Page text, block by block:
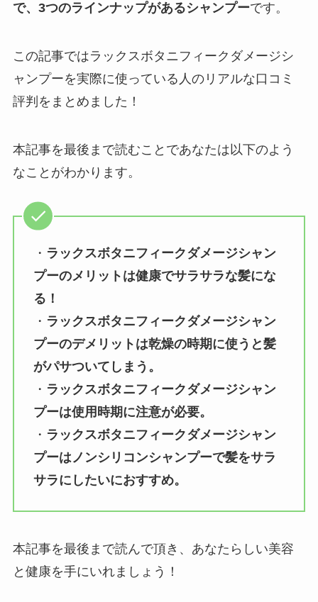
で、3つのラインナップがあるシャンプーです。
この記事ではラックスボタニフィークダメージシ
ャンプーを実際に使っている人のリアルな口コミ
評判をまとめました！
本記事を最後まで読むことであなたは以下のよう
なことがわかります。
・ ラックスボタニフィークダメージシャン
プーのメリットは健康でサラサラな髪にな
る！
・ ラックスボタニフィークダメージシャン
プーのデメリットは乾燥の時期に使うと髪
がパサついてしまう。
・ ラックスボタニフィークダメージシャン
プーは使用時期に注意が必要。
・ ラックスボタニフィークダメージシャン
プーはノンシリコンシャンプーで髪をサラ
サラにしたいにおすすめ。
本記事を最後まで読んで頂き、あなたらしい美容
と健康を手にいれましょう！